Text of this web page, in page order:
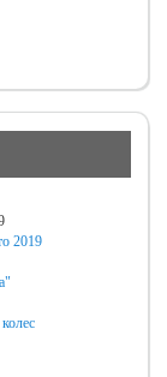
2019